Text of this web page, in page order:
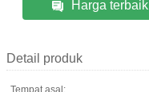
Harga terbaik
Detail produk
Tempat asal: